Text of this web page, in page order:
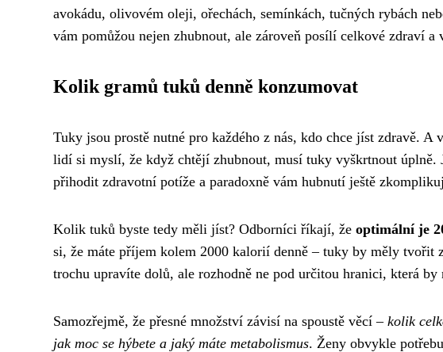
avokádu, olivovém oleji, ořechách, semínkách, tučných rybách
vám pomůžou nejen zhubnout, ale zároveň posílí celkové zdraví a
Kolik gramů tuků denně konzumovat
Tuky jsou prostě nutné pro každého z nás, kdo chce jíst zdravě. A
lidí si myslí, že když chtějí zhubnout, musí tuky vyškrtnout úplně.
přihodit zdravotní potíže a paradoxně vám hubnutí ještě
Kolik tuků byste tedy měli jíst? Odborníci říkají, že optimální je
si, že máte příjem kolem 2000 kalorií denně – tuky by měly tvořit
trochu upravíte dolů, ale rozhodně ne pod určitou hranici, která
Samozřejmě, že přesné množství závisí na spoustě věcí – kolik
jak moc se hýbete a jaký máte metabolismus. Ženy obvykle